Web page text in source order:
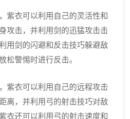
紫衣可以利用自己的灵活性和
攻击，并利用剑的迅猛攻击击
用剑的闪避和反击技巧躲避敌
松警惕时进行反击。
紫衣可以利用自己的远程攻击
离，并利用弓的射击技巧对敌
衣还可以利用弓的射击速度和